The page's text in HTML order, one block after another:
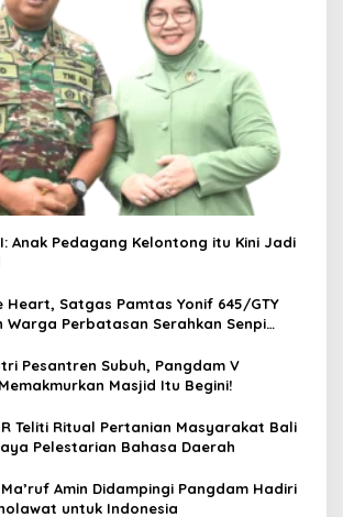
Anak Pedagang Kelontong itu Kini Jadi
Heart, Satgas Pamtas Yonif 645/GTY
Warga Perbatasan Serahkan Senpi
Pesantren Subuh, Pangdam V
Masjid Itu Begini!
Teliti Ritual Pertanian Masyarakat Bali
Pelestarian Bahasa Daerah
Amin Didampingi Pangdam Hadiri
untuk Indonesia